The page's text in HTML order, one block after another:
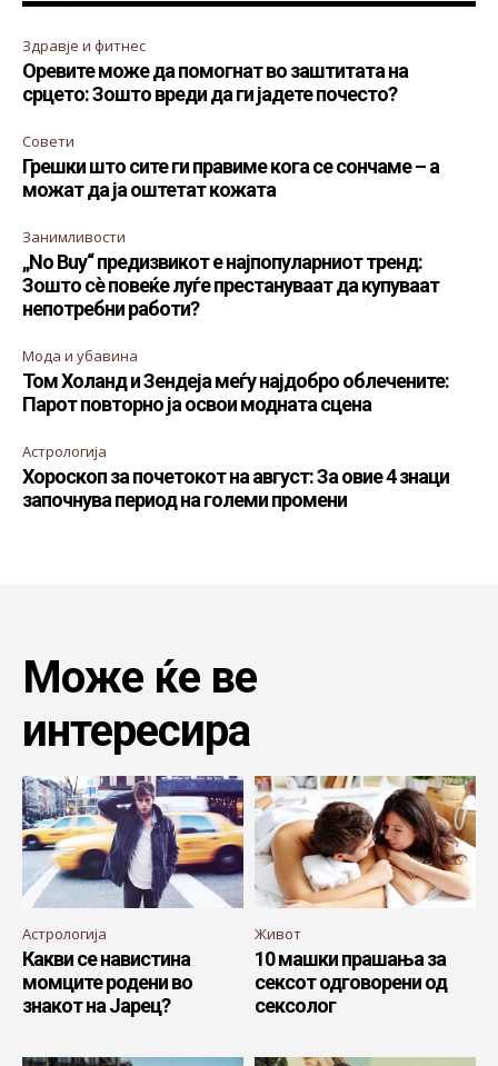
Здравје и фитнес
Оревите може да помогнат во заштитата на
срцето: Зошто вреди да ги јадете почесто?
Совети
Грешки што сите ги правиме кога се сончаме – а
можат да ја оштетат кожата
Занимливости
„No Buy“ предизвикот е најпопуларниот тренд:
Зошто сè повеќе луѓе престануваат да купуваат
непотребни работи?
Мода и убавина
Том Холанд и Зендеја меѓу најдобро облечените:
Парот повторно ја освои модната сцена
Астрологија
Хороскоп за почетокот на август: За овие 4 знаци
започнува период на големи промени
Може ќе ве
интересира
Астрологија
Какви се навистина
момците родени во
знакот на Јарец?
Живот
10 машки прашања за
сексот одговорени од
сексолог